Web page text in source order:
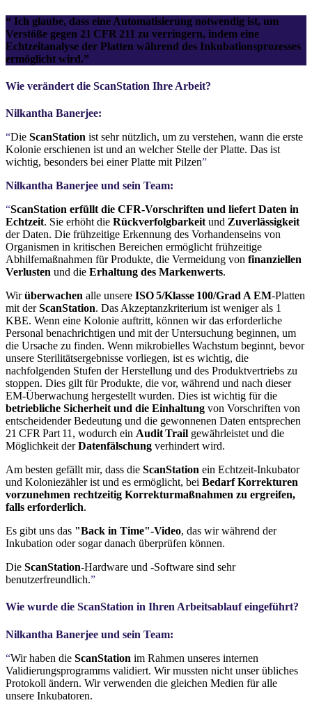
“ Ich glaube, dass eine Automatisierung notwendig ist, um
Verstöße gegen 21 CFR 211 zu verringern, indem eine
Echtzeitanalyse der Platten während des Inkubationsprozesses
ermöglicht wird.”
Wie verändert die ScanStation Ihre Arbeit?
Nilkantha Banerjee:
“Die ScanStation ist sehr nützlich, um zu verstehen, wann die erste
Kolonie erschienen ist und an welcher Stelle der Platte. Das ist
wichtig, besonders bei einer Platte mit Pilzen”
Nilkantha Banerjee und sein Team:
“ScanStation erfüllt die CFR-Vorschriften und liefert Daten in
Echtzeit. Sie erhöht die Rückverfolgbarkeit und Zuverlässigkeit
der Daten. Die frühzeitige Erkennung des Vorhandenseins von
Organismen in kritischen Bereichen ermöglicht frühzeitige
Abhilfemaßnahmen für Produkte, die Vermeidung von finanziellen
Verlusten und die Erhaltung des Markenwerts.
Wirüberwachen alle unsere ISO 5/Klasse 100/Grad A EM-Platten
mit derScanStation. Das Akzeptanzkriterium ist weniger als 1
KBE. Wenn eine Kolonie auftritt, können wir das erforderliche
Personal benachrichtigen und mit der Untersuchung beginnen, um
die Ursache zu finden. Wenn mikrobielles Wachstum beginnt, bevor
unsere Sterilitätsergebnisse vorliegen, ist es wichtig, die
nachfolgenden Stufen der Herstellung und des Produktvertriebs zu
stoppen. Dies gilt für Produkte, die vor, während und nach dieser
EM-Überwachung hergestellt wurden. Dies ist wichtig für die
betriebliche Sicherheit und die Einhaltung von Vorschriften von
entscheidender Bedeutung und die gewonnenen Daten entsprechen
21 CFR Part 11, wodurch ein Audit Trail gewährleistet und die
Möglichkeit derDatenfälschung verhindert wird.
Am besten gefällt mir, dass die ScanStation ein Echtzeit-Inkubator
und Koloniezähler ist und es ermöglicht, bei Bedarf Korrekturen
vorzunehmen rechtzeitig Korrekturmaßnahmen zu ergreifen,
falls erforderlich.
Es gibt uns das "Back in Time"-Video, das wir während der
Inkubation oder sogar danach überprüfen können.
Die ScanStation-Hardware und -Software sind sehr
benutzerfreundlich.”
Wie wurde die ScanStation in Ihren Arbeitsablauf eingeführt?
Nilkantha Banerjee und sein Team:
“Wir haben die ScanStation im Rahmen unseres internen
Validierungsprogramms validiert. Wir mussten nicht unser übliches
Protokoll ändern. Wir verwenden die gleichen Medien für alle
unsere Inkubatoren.